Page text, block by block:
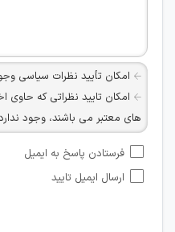
امکان تأیید نظرات سیاسی
امکان تایید نظراتی که حاوی
های معتبر می باشند، وجود
شبکه های مجازی ارتباطی می
امکان تأیید نظرات
هرگونه تحریک، تحقیر و
فرستادن پاسخ به ایمیل
ارسال ایمیل تایید